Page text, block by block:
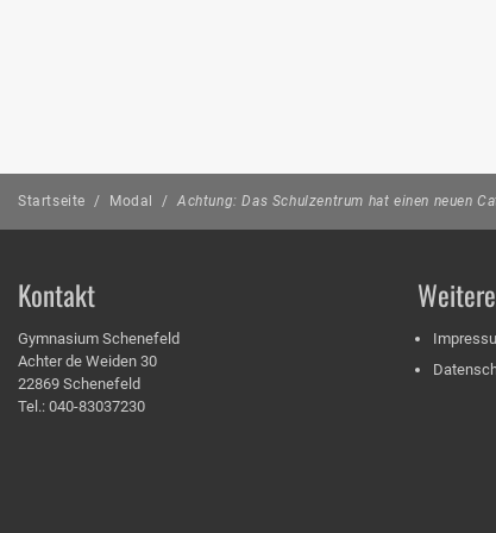
Startseite / Modal / Achtung: Das Schulzentrum hat einen neuen
Kontakt
Gymnasium Schenefeld
Achter de Weiden 30
22869 Schenefeld
Tel.: 040-83037230